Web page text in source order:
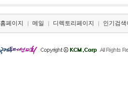
홈페이지 | 메일 | 디렉토리페이지 | 인기검색